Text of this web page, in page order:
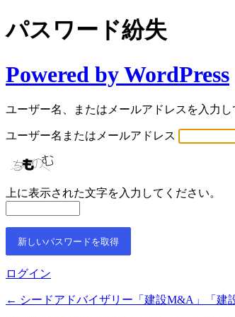
パスワード紛失
Powered by WordPress
ユーザー名、またはメールアドレスを入力
ユーザー名またはメールアドレス
上に表示された文字を入力してください。
ログイン
← シードアドバイザリー「建設M&A」「建